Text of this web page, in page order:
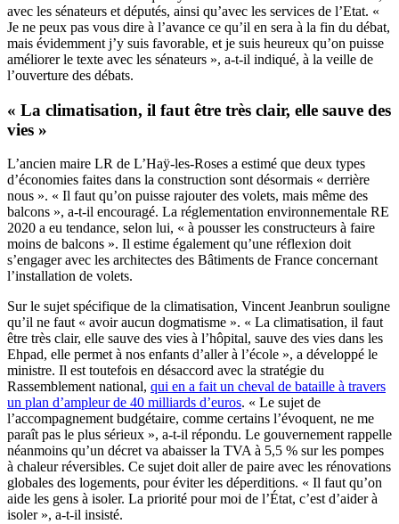
avec les sénateurs et députés, ainsi qu’avec les services de l’Etat. «
Je ne peux pas vous dire à l’avance ce qu’il en sera à la fin du débat,
mais évidemment j’y suis favorable, et je suis heureux qu’on puisse
améliorer le texte avec les sénateurs », a-t-il indiqué, à la veille de
l’ouverture des débats.
« La climatisation, il faut être très clair, elle sauve des
vies »
L’ancien maire LR de L’Haÿ-les-Roses a estimé que deux types
d’économies faites dans la construction sont désormais « derrière
nous ». « Il faut qu’on puisse rajouter des volets, mais même des
balcons », a-t-il encouragé. La réglementation environnementale RE
2020 a eu tendance, selon lui, « à pousser les constructeurs à faire
moins de balcons ». Il estime également qu’une réflexion doit
s’engager avec les architectes des Bâtiments de France concernant
l’installation de volets.
Sur le sujet spécifique de la climatisation, Vincent Jeanbrun souligne
qu’il ne faut « avoir aucun dogmatisme ». « La climatisation, il faut
être très clair, elle sauve des vies à l’hôpital, sauve des vies dans les
Ehpad, elle permet à nos enfants d’aller à l’école », a développé le
ministre. Il est toutefois en désaccord avec la stratégie du
Rassemblement national, qui en a fait un cheval de bataille à travers
un plan d’ampleur de 40 milliards d’euros. « Le sujet de
l’accompagnement budgétaire, comme certains l’évoquent, ne me
paraît pas le plus sérieux », a-t-il répondu. Le gouvernement rappelle
néanmoins qu’un décret va abaisser la TVA à 5,5 % sur les pompes
à chaleur réversibles. Ce sujet doit aller de paire avec les rénovations
globales des logements, pour éviter les déperditions. « Il faut qu’on
aide les gens à isoler. La priorité pour moi de l’État, c’est d’aider à
isoler », a-t-il insisté.